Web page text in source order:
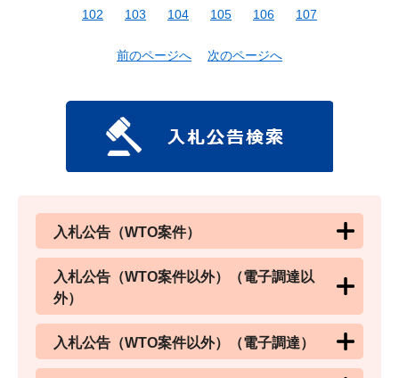
102
103 104 105 106 107
前のページへ 次のページへ
入札公告（WTO案件）
入札公告（WTO案件以外）（電子調達以
外）
入札公告（WTO案件以外）（電子調達）